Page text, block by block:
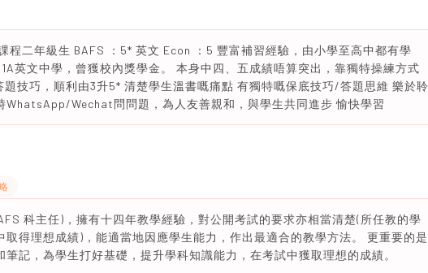
程二年級生 BAFS ：5* 英文 Econ ：5 豐富補習經驗，由小學至高中都有學
英文中學，曾獲校內獎學金。 本身中四、五成績唔算突出，靠獨特操練方式
題技巧，順利由3升5* 清楚學生溫書嘅痛點 有獨特嘅保底技巧/答題思維 樂於聆
WhatsApp/Wechat問問題，為人友善親和，與學生共同進步 愉快學習
科主任)，擁有十四年教學經驗，對公開考試的要求亦相當清楚(所任教的學
取得理想成績)，能適當地因應學生能力，作出最適合的教學方法。 更重要的是
記，為學生打好基礎，提升學科知識能力，在考試中獲取理想的成績。